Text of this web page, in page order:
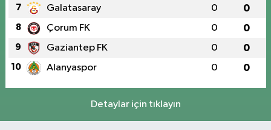
7 Galatasaray 0 0
8 Çorum FK 0 0
9 Gaziantep FK 0 0
10 Alanyaspor 0 0
Detaylar için tıklayın